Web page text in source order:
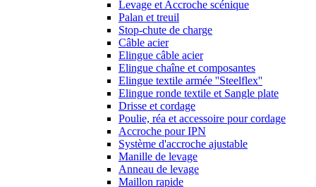
Levage et Accroche scénique
Palan et treuil
Stop-chute de charge
Câble acier
Elingue câble acier
Elingue chaîne et composantes
Elingue textile armée ''Steelflex''
Elingue ronde textile et Sangle plate
Drisse et cordage
Poulie, réa et accessoire pour cordage
Accroche pour IPN
Système d'accroche ajustable
Manille de levage
Anneau de levage
Maillon rapide